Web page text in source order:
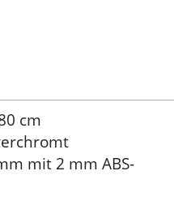
cm
mit 2 mm ABS-